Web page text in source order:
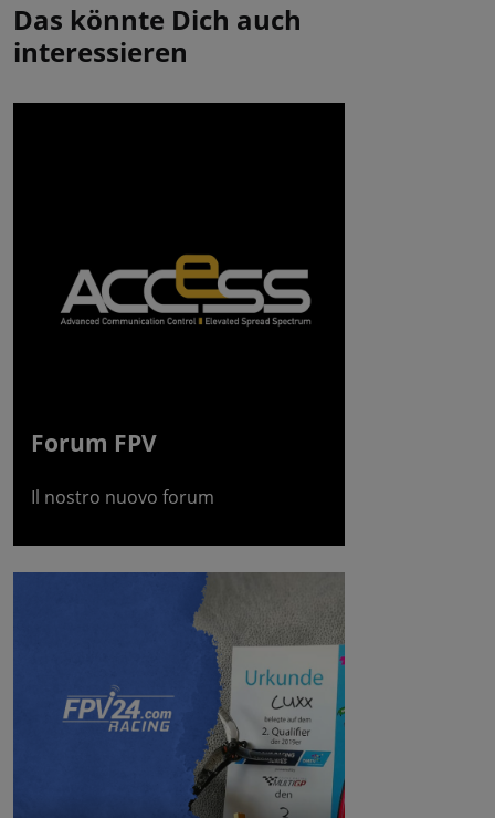
Das könnte Dich auch
interessieren
Forum FPV
Il nostro nuovo forum